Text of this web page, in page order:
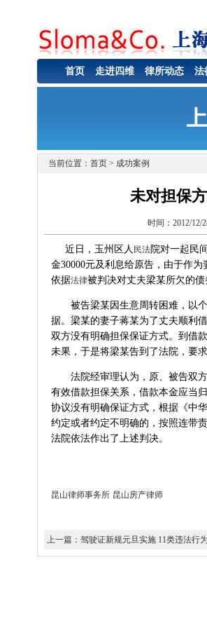
首页 走进四维 律所动态 法
当前位置： 首页> 成功案例
未对担保
时间：2012/12/
近日，玉州区人 民法院对一起民
金30000元及利息给原告，由于作
依据法律被判决对丈夫梁某所欠的债
被告梁某因生意周转困难，以个
据。梁某的妻子蒋某为了丈夫顺利
双方没有明确担保保证方式。到借
未果，于是将梁某告到了法院，要
法院经审理认为，原、被告双方
有效借款担保关系，借款本金应当
协议没有明确保证方式，根据《中
约定或者约定不明确的，按照连带
法院依法作出了上述判决。
昆山律师事务所 昆山房产律师
上一篇：驾驶证新规元旦实施 11类违法行